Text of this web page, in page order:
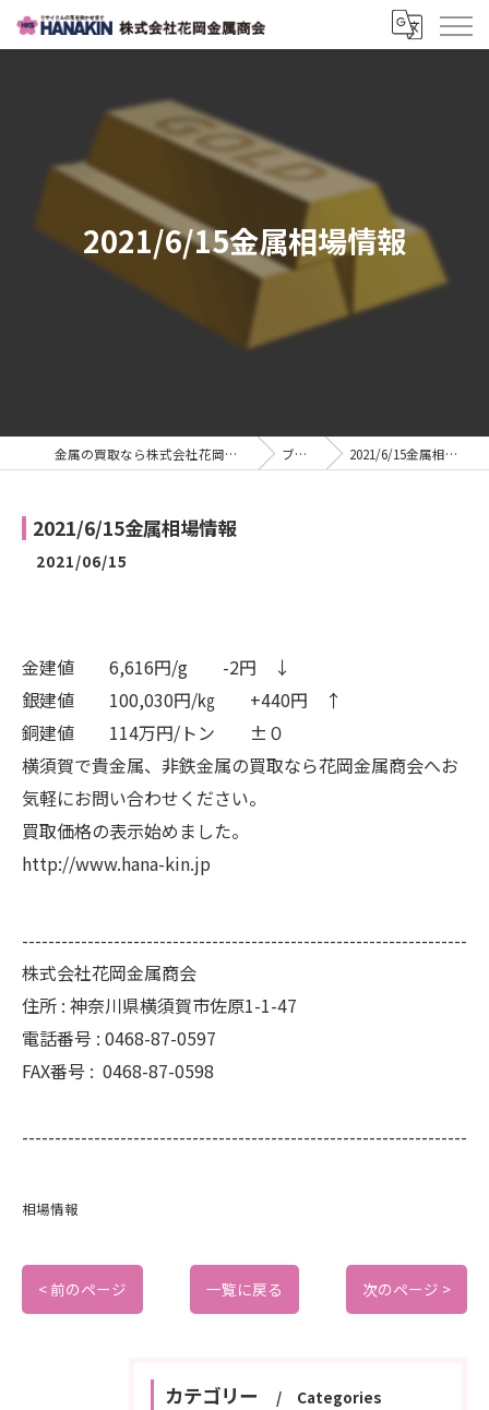
2021/6/15金属相場情報
金属の買取なら株式会社花岡金属商会 ブログ 2021/6/15金属相場情報
2021/6/15金属相場情報
2021/06/15
金建値 6,616円/g -2円 ↓
銀建値 100,030円/㎏ +440円 ↑
銅建値 114万円/トン ±０
横須賀で貴金属、非鉄金属の買取なら花岡金属商会へお
気軽にお問い合わせください。
買取価格の表示始めました。
http://www.hana-kin.jp
--------------------------------------------------------------------
株式会社花岡金属商会
住所 : 神奈川県横須賀市佐原1-1-47
電話番号 : 0468-87-0597
FAX番号 : 0468-87-0598
--------------------------------------------------------------------
相場情報
< 前のページ 一覧に戻る 次のページ >
カテゴリー Categories